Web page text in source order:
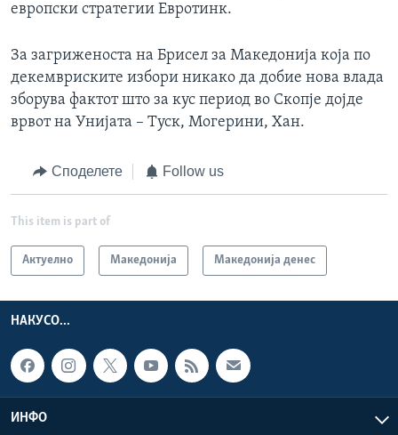
европски стратегии Евротинк.
За загриженоста на Брисел за Македонија која по
декемвриските избори никако да добие нова влада
зборува фактот што за кус период во Скопје дојде
врвот на Унијата – Туск, Могерини, Хан.
Споделете Follow us
This item is part of
Актуелно Македонија Македонија денес
НАКУСО...
ИНФО